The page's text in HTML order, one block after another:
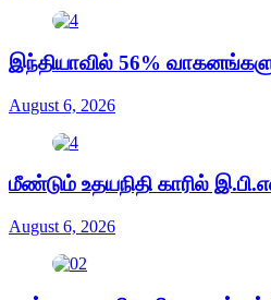
இந்தியாவில் 56%
August 6, 2026
மீண்டும் உதயநிதி காரில்
August 6, 2026